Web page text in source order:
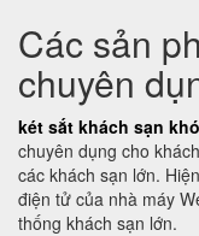
Các sản
chuyên
két sắt khách sạn
chuyên dụng cho
các khách sạn lớn.
điện tử của nhà máy
thống khách sạn lớn.